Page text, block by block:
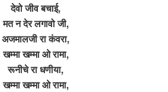
देवो जीव बचाई,
मत न देर लगावो जी,
अजमालजी रा कंवरा,
खम्मा खम्मा ओ रामा,
रूनीचे रा धणीया,
खम्मा खम्मा ओ रामा,